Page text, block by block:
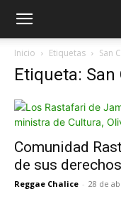
Inicio Etiquetas San
Etiqueta:
Comunidad
de sus
Reggae Chalice - 28 de